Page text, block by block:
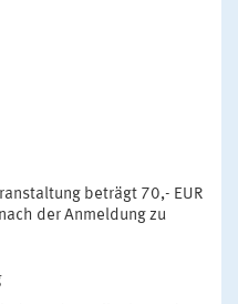
beträgt 70,- EUR
der Anmeldung zu